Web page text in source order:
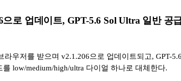
로 업데이트, GPT-5.6 Sol Ultra 일반 공
라우저를 받으며 v2.1.206으로 업데이트되고, GPT-
low/medium/high/ultra 다이얼 하나로 대체한다.